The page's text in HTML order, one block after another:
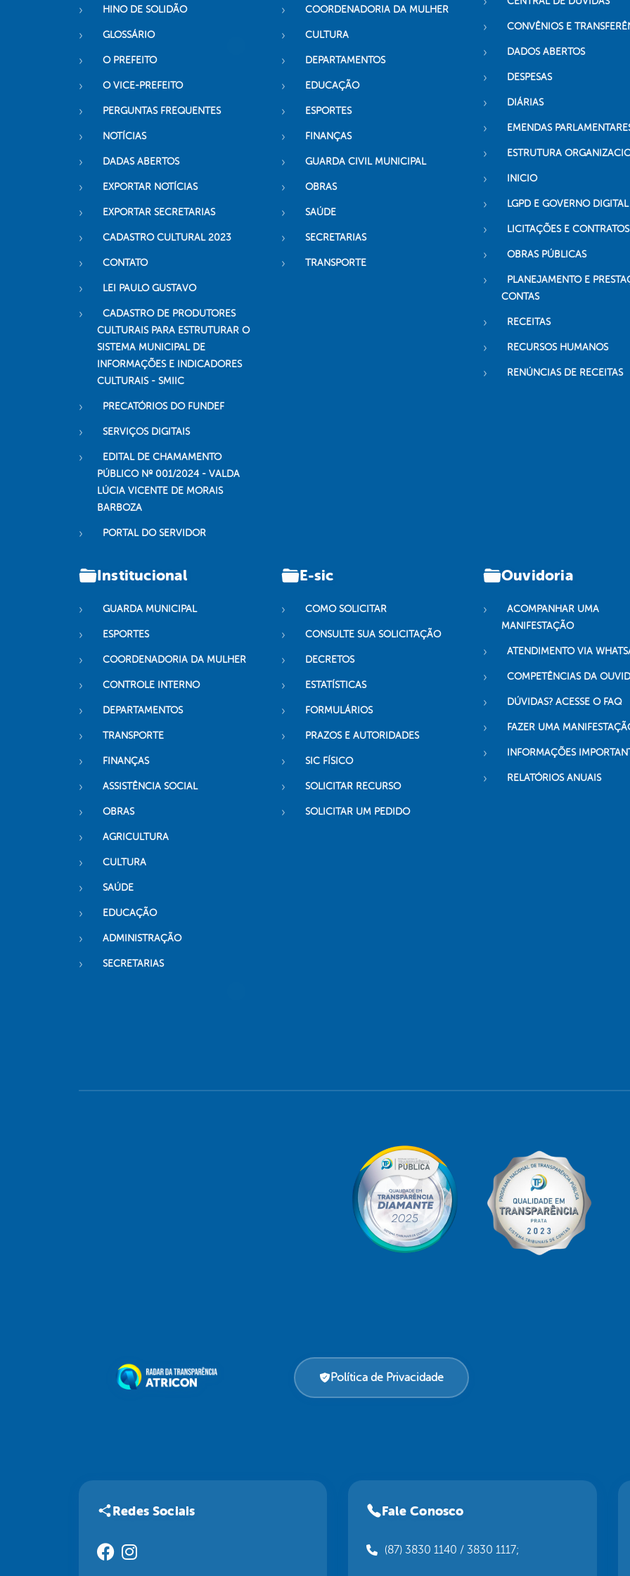
HINO DE SOLIDÃO
GLOSSÁRIO
O PREFEITO
O VICE-PREFEITO
PERGUNTAS FREQUENTES
NOTÍCIAS
DADAS ABERTOS
EXPORTAR NOTÍCIAS
EXPORTAR SECRETARIAS
CADASTRO CULTURAL 2023
CONTATO
LEI PAULO GUSTAVO
CADASTRO DE PRODUTORES
CULTURAIS PARA ESTRUTURAR O
SISTEMA MUNICIPAL DE
INFORMAÇÕES E INDICADORES
CULTURAIS - SMIIC
PRECATÓRIOS DO FUNDEF
SERVIÇOS DIGITAIS
EDITAL DE CHAMAMENTO
PÚBLICO Nº 001/2024 - VALDA
LÚCIA VICENTE DE MORAIS
BARBOZA
PORTAL DO SERVIDOR
COORDENADORIA DA MULHER
CULTURA
DEPARTAMENTOS
EDUCAÇÃO
ESPORTES
FINANÇAS
GUARDA CIVIL MUNICIPAL
OBRAS
SAÚDE
SECRETARIAS
TRANSPORTE
CONVÊNIOS E
DADOS ABERTOS
DESPESAS
DIÁRIAS
EMENDAS
ESTRUTURA
INICIO
LGPD E GOVERNO DIGITAL
LICITAÇÕES E CONTRATOS
OBRAS PÚBLICAS
PLANEJAMENTO E
CONTAS
RECEITAS
RECURSOS HUMANOS
RENÚNCIAS DE RECEITAS
Institucional
GUARDA MUNICIPAL
ESPORTES
COORDENADORIA DA MULHER
CONTROLE INTERNO
DEPARTAMENTOS
TRANSPORTE
FINANÇAS
ASSISTÊNCIA SOCIAL
OBRAS
AGRICULTURA
CULTURA
SAÚDE
EDUCAÇÃO
ADMINISTRAÇÃO
SECRETARIAS
E-sic
COMO SOLICITAR
CONSULTE SUA SOLICITAÇÃO
DECRETOS
ESTATÍSTICAS
FORMULÁRIOS
PRAZOS E AUTORIDADES
SIC FÍSICO
SOLICITAR RECURSO
SOLICITAR UM PEDIDO
Ouvidoria
ACOMPANHAR UMA
MANIFESTAÇÃO
ATENDIMENTO VIA
COMPETÊNCIAS DA
DÚVIDAS? ACESSE O FAQ
FAZER UMA
INFORMAÇÕES
RELATÓRIOS ANUAIS
Política de Privacidade
Redes Sociais Fale Conosco
(87) 3830 1140 / 3830 1117;